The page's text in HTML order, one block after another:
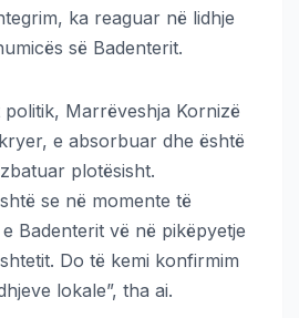
ka reaguar në lidhje
së Badenterit.
politik, Marrëveshja Kornizë
e absorbuar dhe është
plotësisht.
se në momente të
Badenterit vë në pikëpyetje
Do të kemi konfirmim
lokale”, tha ai.